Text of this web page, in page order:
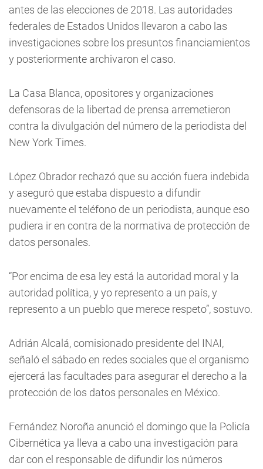
antes de las elecciones de 2018. Las autoridades
federales de Estados Unidos llevaron a cabo las
investigaciones sobre los presuntos financiamientos
y posteriormente archivaron el caso.
La Casa Blanca, opositores y organizaciones
defensoras de la libertad de prensa arremetieron
contra la divulgación del número de la periodista del
New York Times.
López Obrador rechazó que su acción fuera indebida
y aseguró que estaba dispuesto a difundir
nuevamente el teléfono de un periodista, aunque eso
pudiera ir en contra de la normativa de protección de
datos personales.
“Por encima de esa ley está la autoridad moral y la
autoridad política, y yo represento a un país, y
represento a un pueblo que merece respeto”, sostuvo.
Adrián Alcalá, comisionado presidente del INAI,
señaló el sábado en redes sociales que el organismo
ejercerá las facultades para asegurar el derecho a la
protección de los datos personales en México.
Fernández Noroña anunció el domingo que la Policía
Cibernética ya lleva a cabo una investigación para
dar con el responsable de difundir los números